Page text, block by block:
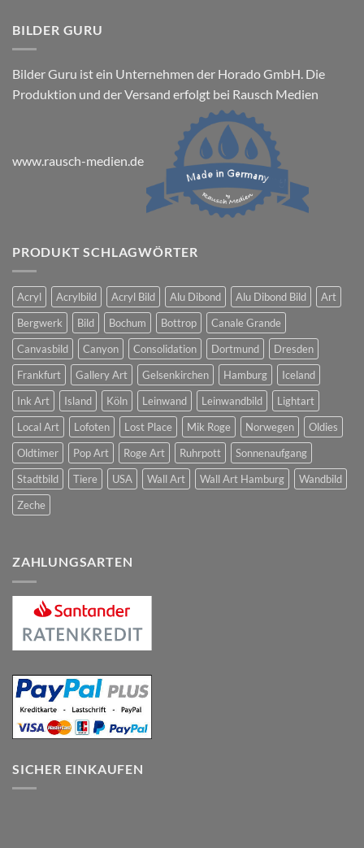
BILDER GURU
Bilder Guru ist ein Unternehmen der Horado GmbH. Die
Produktion und der Versand erfolgt bei Rausch Medien
www.rausch-medien.de
PRODUKT SCHLAGWÖRTER
Acryl Acrylbild Acryl Bild Alu Dibond Alu Dibond Bild
Art
Bergwerk
Bild Bochum Bottrop
Canale Grande
Canvasbild
Canyon Consolidation Dortmund
Dresden
Frankfurt
Gallery Art Gelsenkirchen Hamburg
Iceland
Ink Art
Island Köln Leinwand Leinwandbild
Lightart
Local Art
Lofoten Lost Place Mik Roge Norwegen
Oldies
Oldtimer
Pop Art Roge Art Ruhrpott
Sonnenaufgang
Stadtbild
Tiere USA Wall Art Wall Art Hamburg
Wandbild
Zeche
ZAHLUNGSARTEN
SICHER EINKAUFEN